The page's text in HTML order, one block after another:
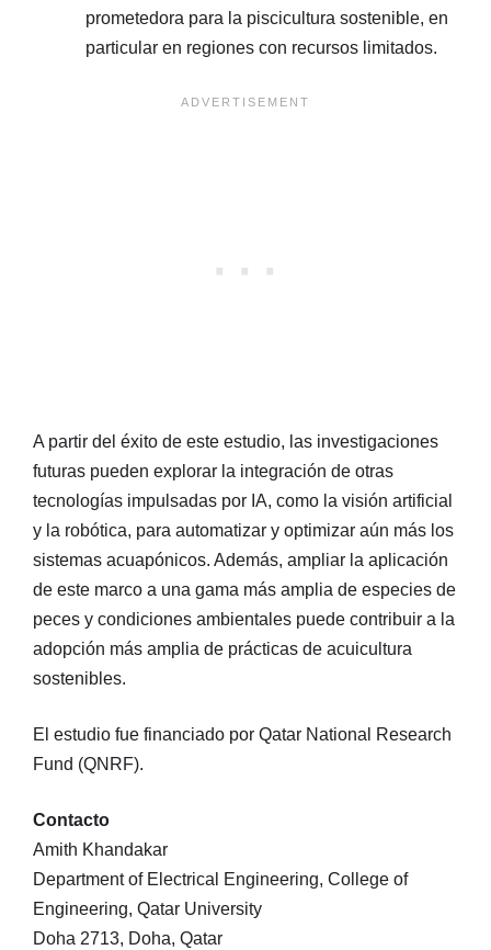
prometedora para la piscicultura sostenible, en
particular en regiones con recursos limitados.
A partir del éxito de este estudio, las investigaciones
futuras pueden explorar la integración de otras
tecnologías impulsadas por IA, como la visión artificial
y la robótica, para automatizar y optimizar aún más los
sistemas acuapónicos. Además, ampliar la aplicación
de este marco a una gama más amplia de especies de
peces y condiciones ambientales puede contribuir a la
adopción más amplia de prácticas de acuicultura
sostenibles.
El estudio fue financiado por Qatar National Research
Fund (QNRF).
Contacto
Amith Khandakar
Department of Electrical Engineering, College of
Engineering, Qatar University
Doha 2713, Doha, Qatar